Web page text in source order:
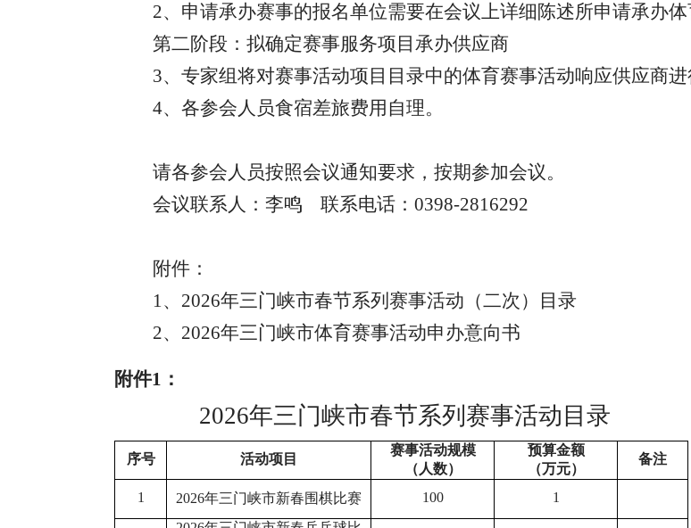
2、 申请承办赛事的报名单位需要在会议上详细陈述所申请承办
第二阶段：拟确定赛事服务项目承办供应商
3、 专家组将对赛事活动项目目录中的体育赛事活动响应供应商
4、 各参会人员食宿差旅费用自理。
请各参会人员按照会议通知要求，按期参加会议。
会议联系人：李鸣
联系电话： 0398-2816292
附件：
1、 2026年三门峡市春节系列赛事活动（二次）目录
2、 2026年三门峡市体育赛事活动申办意向书
附件1：
2026年三门峡市春节系列赛事活动目录
序号 活动项目
赛事活动规模
（人数）
预算金额
（万元）
备注
1 2026年三门峡市新春围棋比赛 100 1